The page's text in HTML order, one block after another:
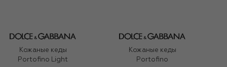
Кожаные кеды
Portofino Light
Кожаные кеды
Portofino